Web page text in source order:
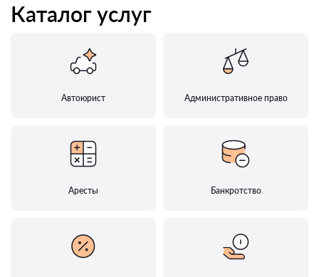
Каталог услуг
Автоюрист Административное право
Аресты Банкротство